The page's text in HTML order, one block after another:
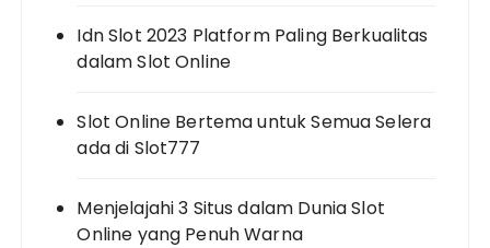
Idn Slot 2023 Platform Paling Berkualitas
dalam Slot Online
Slot Online Bertema untuk Semua Selera
ada di Slot777
Menjelajahi 3 Situs dalam Dunia Slot
Online yang Penuh Warna